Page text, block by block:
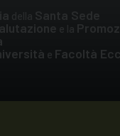
e la
e Facoltà